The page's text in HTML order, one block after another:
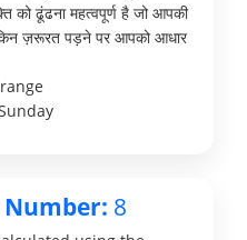
को ढूंढना महत्वपूर्ण है जो आपकी
ज़रूरत पड़ने पर आपको आधार
Number: 8